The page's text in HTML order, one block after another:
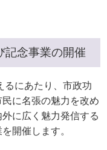
記念事業の開催
るにあたり、市政功
に名張の魅力を改め
に広く魅力発信する
開催します。